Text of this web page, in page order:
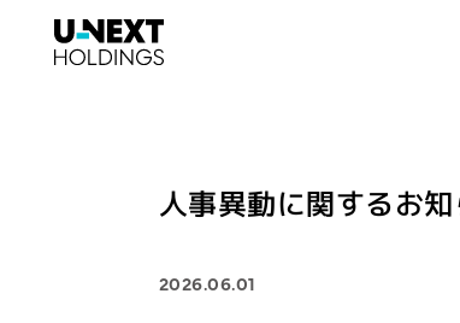
人事異動に関するお
2026.06.01